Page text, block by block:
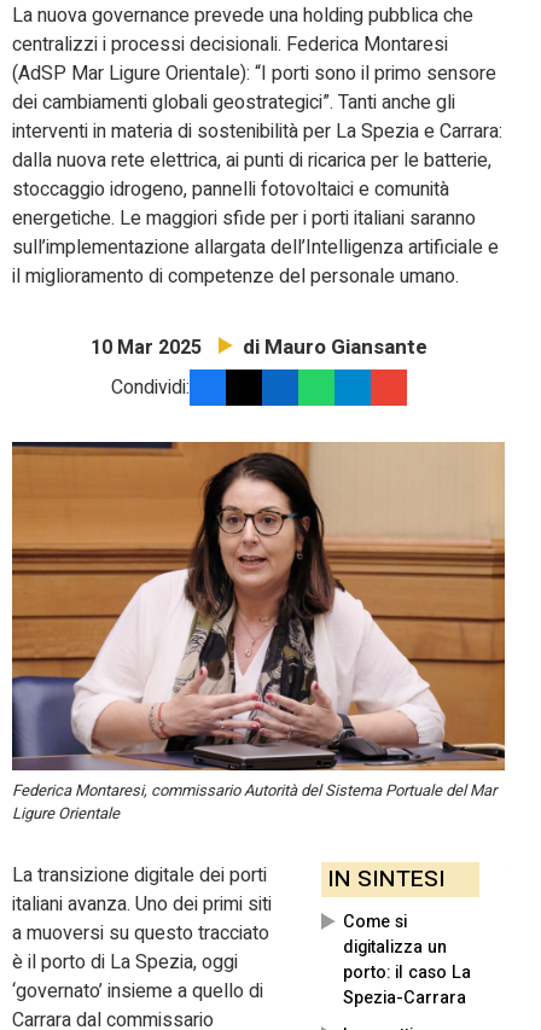
La nuova governance prevede una holding pubblica che
centralizzi i processi decisionali. Federica Montaresi
(AdSP Mar Ligure Orientale): “I porti sono il primo sensore
dei cambiamenti globali geostrategici”. Tanti anche gli
interventi in materia di sostenibilità per La Spezia e Carrara:
dalla nuova rete elettrica, ai punti di ricarica per le batterie,
stoccaggio idrogeno, pannelli fotovoltaici e comunità
energetiche. Le maggiori sfide per i porti italiani saranno
sull’implementazione allargata dell’Intelligenza artificiale e
il miglioramento di competenze del personale umano.
10 Mar 2025 di Mauro Giansante
Condividi:
Federica Montaresi, commissario Autorità del Sistema Portuale del Mar
Ligure Orientale
IN SINTESI
Come si
digitalizza un
porto: il caso La
Spezia-Carrara
La transizione digitale dei porti
italiani avanza. Uno dei primi siti
a muoversi su questo tracciato
è il porto di La Spezia, oggi
‘governato’ insieme a quello di
Carrara dal commissario